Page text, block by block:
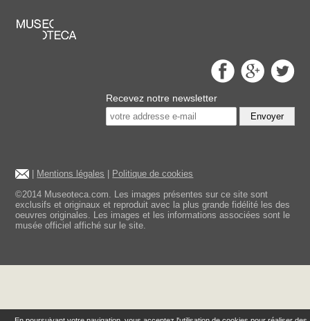
Recevez notre newsletter
Envoyer
| Mentions légales | Politique de cookies
©2014 Museoteca.com. Les images présentes sur ce site sont
exclusifs et originaux et reproduit avec la plus grande fidélité les des
oeuvres originales. Les images et les informations associées sont le
musée officiel affiché sur le site.